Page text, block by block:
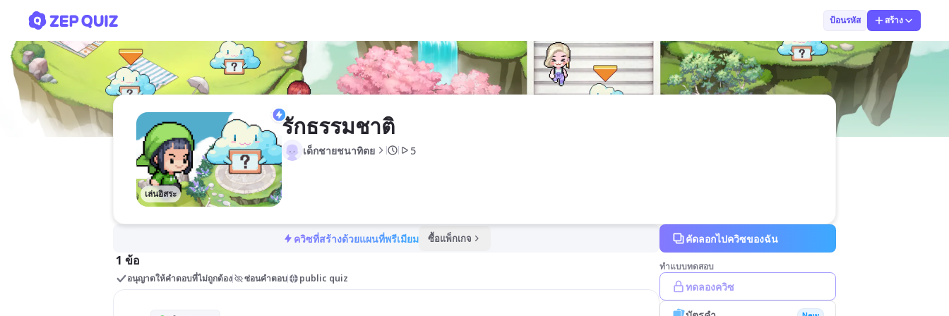
ป้อนรหัส สร้าง
เล่นอิสระ
รักธรรมชาติ
เด็กชายชนาทิตย 5
ควิซที่สร้างด้วยแผนที่พรีเมียม ซื้อแพ็กเกจ
1 ข้อ
อนุญาตให้คำตอบที่ไม่ถูกต้อง ซ่อนคำตอบ public quiz
คัดลอกไปควิซของฉัน
ทำแบบทดสอบ
ทดลองควิซ